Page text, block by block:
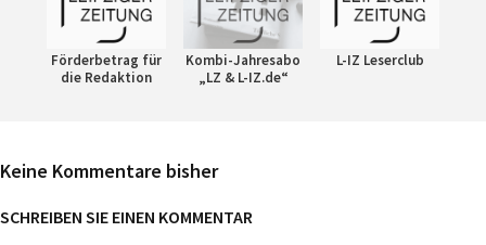
Förderbetrag für
die Redaktion
Kombi-Jahresabo
„LZ & L-IZ.de“
L-IZ Leserclub
Keine Kommentare bisher
SCHREIBEN SIE EINEN KOMMENTAR